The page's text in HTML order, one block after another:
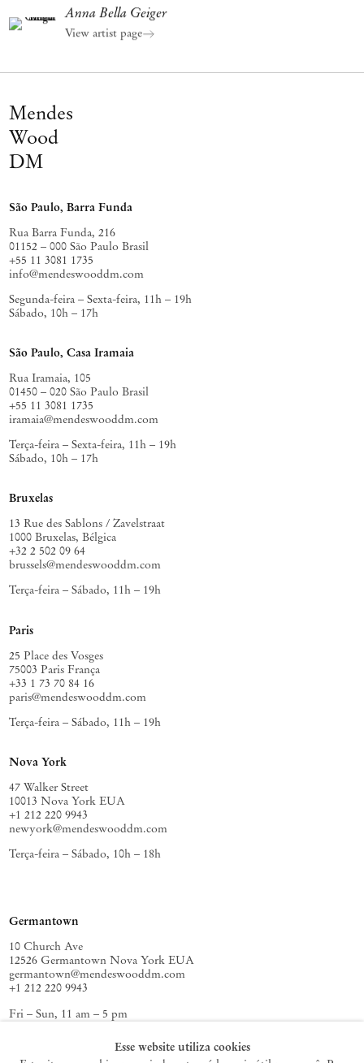
Anna Bella Geiger
View artist page
Mendes
Wood
DM
Política de Privacidade
São Paulo, Barra Funda
Rua Barra Funda, 216
01152 – 000 São Paulo Brasil
+55 11 3081 1735
info@mendeswooddm.com
Segunda-feira – Sexta-feira, 11h – 19h
Sábado, 10h – 17h
São Paulo, Casa Iramaia
Rua Iramaia, 105
01450 – 020 São Paulo Brasil
+55 11 3081 1735
iramaia@mendeswooddm.com
Terça-feira – Sexta-feira, 11h – 19h
Sábado, 10h – 17h
Bruxelas
13 Rue des Sablons / Zavelstraat
1000 Bruxelas, Bélgica
+32 2 502 09 64
brussels@mendeswooddm.com
Terça-feira – Sábado, 11h – 19h
Paris
25 Place des Vosges
75003 Paris França
+33 1 73 70 84 16
paris@mendeswooddm.com
Terça-feira – Sábado, 11h – 19h
Nova York
47 Walker Street
10013 Nova York EUA
+1 212 220 9943
newyork@mendeswooddm.com
Terça-feira – Sábado, 10h – 18h
Germantown
10 Church Ave
12526 Germantown Nova York EUA
germantown@mendeswooddm.com
+1 212 220 9943
Fri – Sun, 11 am – 5 pm
Esse website utiliza cookies